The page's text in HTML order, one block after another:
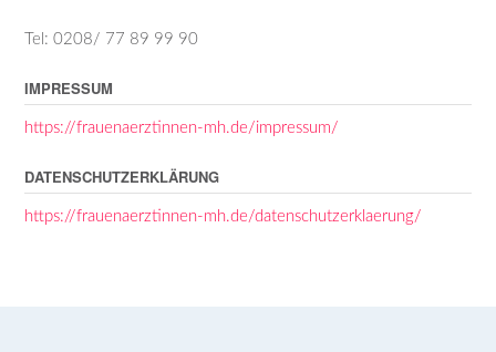
Tel: 0208/ 77 89 99 90
IMPRESSUM
https://frauenaerztinnen-mh.de/impressum/
DATENSCHUTZERKLÄRUNG
https://frauenaerztinnen-mh.de/datenschutzerklaerung/